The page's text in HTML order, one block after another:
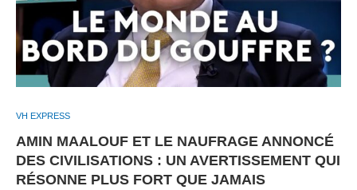
VH EXPRESS
AMIN MAALOUF ET LE NAUFRAGE ANNONCÉ
DES CIVILISATIONS : UN AVERTISSEMENT QUI
RÉSONNE PLUS FORT QUE JAMAIS